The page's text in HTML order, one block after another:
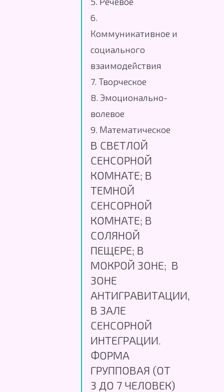
6.
Коммуникативное и
социального
взаимодействия
7. Творческое
8. Эмоционально-
волевое
9. Математическое
В СВЕТЛОЙ
СЕНСОРНОЙ
КОМНАТЕ; В
ТЕМНОЙ
СЕНСОРНОЙ
КОМНАТЕ; В
СОЛЯНОЙ
ПЕЩЕРЕ; В
МОКРОЙ ЗОНЕ; В
ЗОНЕ
АНТИГРАВИТАЦИИ,
В ЗАЛЕ
СЕНСОРНОЙ
ИНТЕГРАЦИИ.
ФОРМА
ГРУППОВАЯ (ОТ
3 ДО 7 ЧЕЛОВЕК)